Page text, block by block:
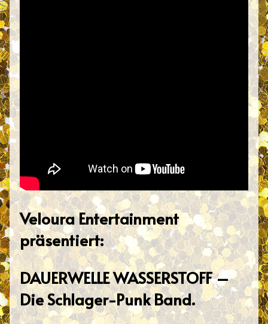
Veloura Entertainment
präsentiert:
DAUERWELLE WASSERSTOFF –
Die Schlager-Punk Band.